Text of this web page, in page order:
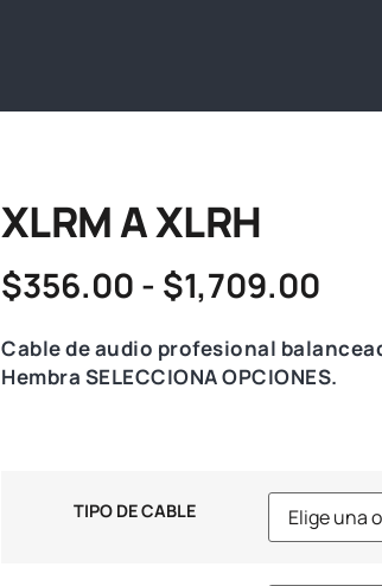
XLRM A XLRH
$356.00 - $1,709.00
Cable de audio profesional
Hembra SELECCIONA OPCIONES.
TIPO DE CABLE